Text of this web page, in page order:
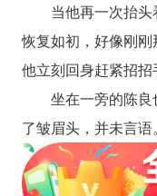
当他再一次抬
恢复如初，好像刚刚
他立刻回身赶紧招招
坐在一旁的陈
了皱眉头，并未言语。